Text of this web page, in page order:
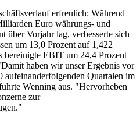
erfreulich: Während
Euro währungs- und
über Vorjahr lag, verbesserte sich
um 13,0 Prozent auf 1,422
EBIT um 24,4 Prozent
haben wir unser Ergebnis vor
aufeinanderfolgenden Quartalen im
Wenning aus. "Hervorheben
zur